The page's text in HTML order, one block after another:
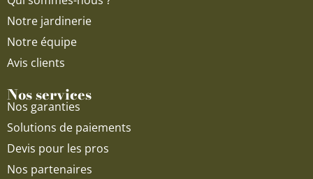
Notre jardinerie
Notre équipe
Avis clients
Nos services
Nos garanties
Solutions de paiements
Devis pour les pros
Nos partenaires